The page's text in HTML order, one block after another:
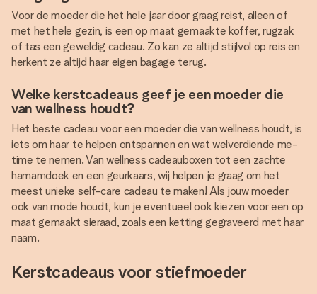
Voor de moeder die het hele jaar door graag reist, alleen of
met het hele gezin, is een op maat gemaakte koffer, rugzak
of tas een geweldig cadeau. Zo kan ze altijd stijlvol op reis en
herkent ze altijd haar eigen bagage terug.
Welke kerstcadeaus geef je een moeder die
van wellness houdt?
Het beste cadeau voor een moeder die van wellness houdt, is
iets om haar te helpen ontspannen en wat welverdiende me-
time te nemen. Van wellness cadeauboxen tot een zachte
hamamdoek en een geurkaars, wij helpen je graag om het
meest unieke self-care cadeau te maken! Als jouw moeder
ook van mode houdt, kun je eventueel ook kiezen voor een op
maat gemaakt sieraad, zoals een ketting gegraveerd met haar
naam.
Kerstcadeaus voor stiefmoeder